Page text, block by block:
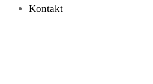
Kontakt